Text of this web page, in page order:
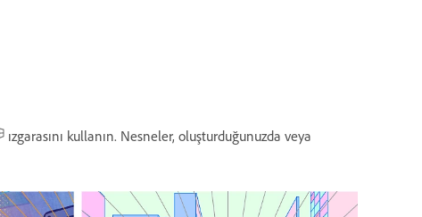
ızgarasını kullanın. Nesneler, oluşturduğunuzda veya